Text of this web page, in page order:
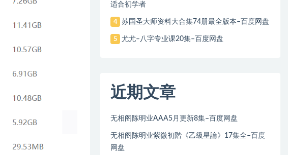
适合初学者
4 苏国圣大师资料大合集74册最全版本–百度网盘
5 尤尤–八字专业课20集–百度网盘
近期文章
无相阁陈明业AAA5月更新8集–百度网盘
无相阁陈明业紫微初階《乙級星論》17集全–百度
网盘